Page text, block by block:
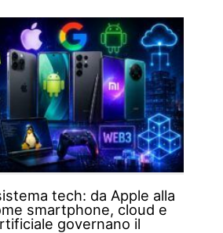
tech: da Apple alla
smartphone, cloud e
governano il